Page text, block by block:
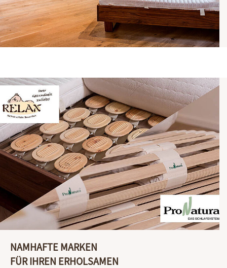
NAMHAFTE MARKEN
FÜR IHREN ERHOLSAMEN